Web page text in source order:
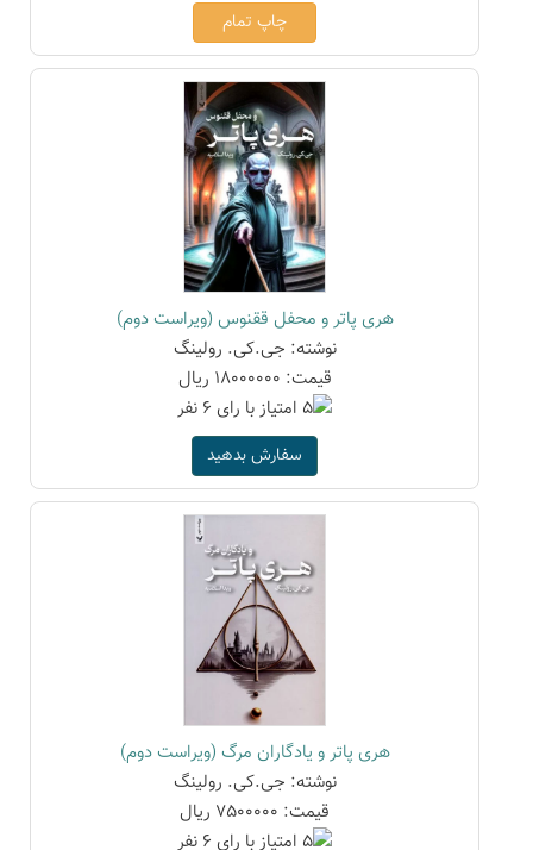
چاپ تمام
هری پاتر و محفل ققنوس (ویراست دوم)
نوشته: جی.کی. رولینگ
قیمت: 18000000 ریال
سفارش بدهید
هری پاتر و یادگاران مرگ (ویراست دوم)
نوشته: جی.کی. رولینگ
قیمت: 7500000 ریال